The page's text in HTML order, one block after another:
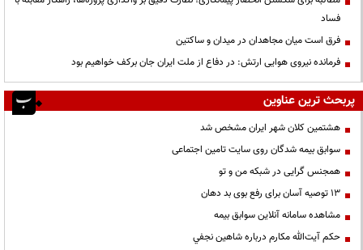
فساد
فرق است میان مجاهدان در میدان و ساکتین
فرمانده نیروی هوایی ارتش: در دفاع از ملت ایران جان برکف خواهیم بود
پربحث ترین عناوین
هشتمین کلان شهر ایران مشخص شد
سوابق بیمه شدگان روی سایت تامین اجتماعی
همجنس گرایی در شبکه من و تو
13 توصیه آسان برای رفع بوی بد دهان
مشاهده سامانه آنلاين سوابق بیمه
حكم آيت‌الله مكارم درباره شاهين نجفي